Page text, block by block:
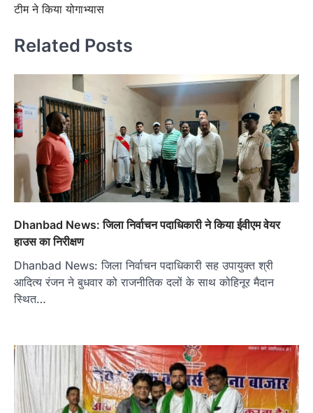
टीम ने किया योगाभ्यास
Related Posts
Dhanbad News: जिला निर्वाचन पदाधिकारी ने किया ईवीएम वेयर
हाउस का निरीक्षण
Dhanbad News: जिला निर्वाचन पदाधिकारी सह उपायुक्त श्री
आदित्य रंजन ने बुधवार को राजनीतिक दलों के साथ कोहिनूर मैदान
स्थित…